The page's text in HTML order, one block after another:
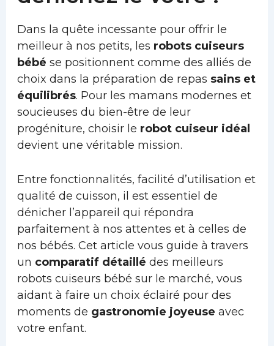
Dans la quête incessante pour offrir le
meilleur à nos petits, les robots cuiseurs
bébé se positionnent comme des alliés de
choix dans la préparation de repas sains et
équilibrés. Pour les mamans modernes et
soucieuses du bien-être de leur
progéniture, choisir le robot cuiseur idéal
devient une véritable mission.
Entre fonctionnalités, facilité d’utilisation et
qualité de cuisson, il est essentiel de
dénicher l’appareil qui répondra
parfaitement à nos attentes et à celles de
nos bébés. Cet article vous guide à travers
un comparatif détaillé des meilleurs
robots cuiseurs bébé sur le marché, vous
aidant à faire un choix éclairé pour des
moments de gastronomie joyeuse avec
votre enfant.